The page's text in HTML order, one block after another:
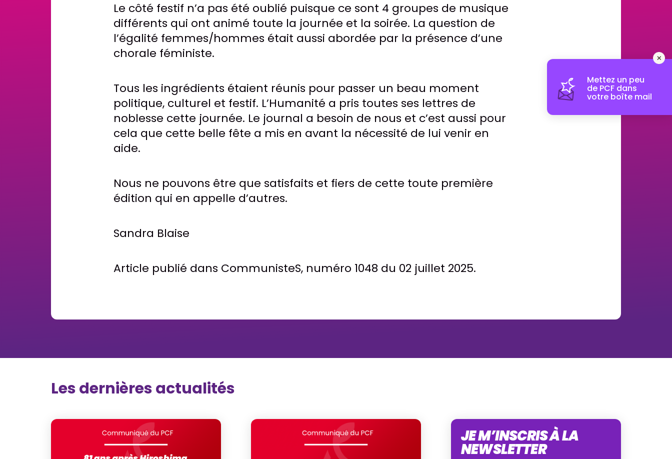
Mettez un peu
de PCF dans
votre boîte mail
Le côté festif n’a pas été oublié puisque ce sont 4 groupes de musique
différents qui ont animé toute la journée et la soirée. La question de
l’égalité femmes/hommes était aussi abordée par la présence d’une
chorale féministe.
Tous les ingrédients étaient réunis pour passer un beau moment
politique, culturel et festif. L’Humanité a pris toutes ses lettres de
noblesse cette journée. Le journal a besoin de nous et c’est aussi pour
cela que cette belle fête a mis en avant la nécessité de lui venir en
aide.
Nous ne pouvons être que satisfaits et fiers de cette toute première
édition qui en appelle d’autres.
Sandra Blaise
Article publié dans CommunisteS, numéro 1048 du 02 juillet 2025.
Les dernières actualités
JE M’INSCRIS À LA
NEWSLETTER